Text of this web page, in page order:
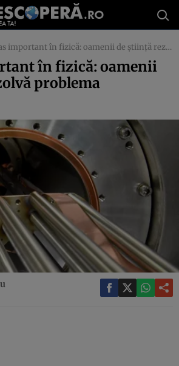
în fizică: oamenii de ştiinţă rezolvă problema antimateriei
în fizică: oamenii
problema